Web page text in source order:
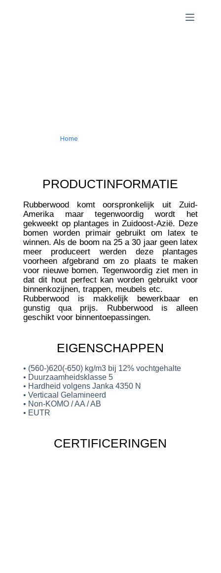
Home
PRODUCTINFORMATIE
Rubberwood komt oorspronkelijk uit Zuid-
Amerika maar tegenwoordig wordt het
gekweekt op plantages in Zuidoost-Azië. Deze
bomen worden primair gebruikt om latex te
winnen. Als de boom na 25 a 30 jaar geen latex
meer produceert werden deze plantages
voorheen afgebrand om zo plaats te maken
voor nieuwe bomen. Tegenwoordig ziet men in
dat dit hout perfect kan worden gebruikt voor
binnenkozijnen, trappen, meubels etc.
Rubberwood is makkelijk bewerkbaar en
gunstig qua prijs. Rubberwood is alleen
geschikt voor binnentoepassingen.
EIGENSCHAPPEN
• (560-)620(-650) kg/m3 bij 12% vochtgehalte
• Duurzaamheidsklasse 5
• Hardheid volgens Janka 4350 N
• Verticaal Gelamineerd
• Non-KOMO / AA / AB
• EUTR
CERTIFICERINGEN